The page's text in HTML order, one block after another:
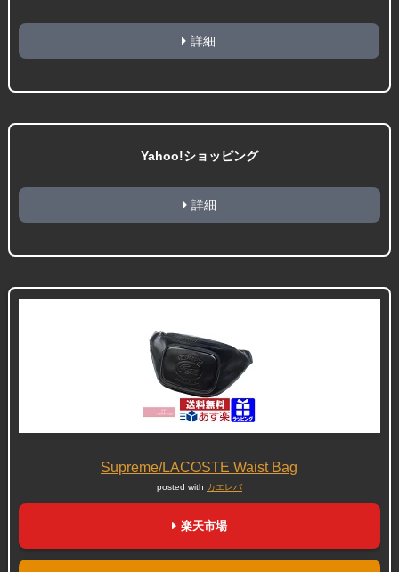
詳細
Yahoo!ショッピング
詳細
Supreme/LACOSTE Waist Bag
posted with カエレバ
楽天市場